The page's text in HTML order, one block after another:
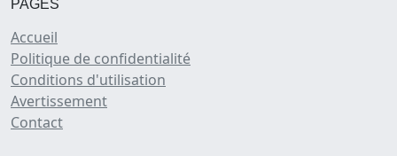
PAGES
Accueil
Politique de confidentialité
Conditions d'utilisation
Avertissement
Contact